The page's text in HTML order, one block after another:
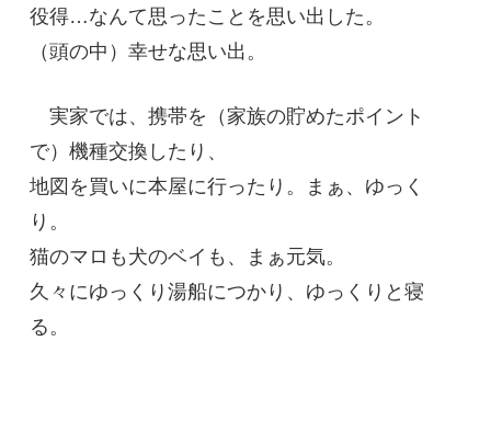
役得…なんて思ったことを思い出した。
（頭の中）幸せな思い出。
実家では、携帯を（家族の貯めたポイント
で）機種交換したり、
地図を買いに本屋に行ったり。まぁ、ゆっく
り。
猫のマロも犬のベイも、まぁ元気。
久々にゆっくり湯船につかり、ゆっくりと寝
る。